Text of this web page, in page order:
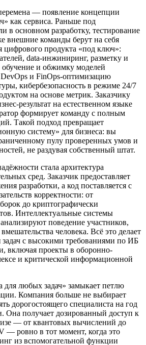
— появление концепции
как сервиса. Раньше под
в основном разработку, тестирование
внешние команды берут на себя
цифрового продукта «под ключ»:
data-инжиниринг, разметку и
обучение и обжимку моделей
и FinOps-оптимизацию
кибербезопасность в режиме 24/7
на основе метрик. Заказчику
результат на естественном языке
формирует команду с полным
Такой подход превращает
систему» для бизнеса: вы
пулу проверенных умов и
не раздувая собственный штат.
стала архитектура
сред. Заказчик предоставляет
разработки, а код поставляется с
корректности: от
до криптографически
Интеллектуальные системы
поведение участников,
человека. Всё это делает
с высокими требованиями по ИБ
включая проекты в оборонно-
и критической информационной
для любых задач» замыкает петлю
Компания больше не выбирает
дорогостоящего специалиста на год
Она получает дозированный доступ к
— от квантовых вычислений до
— ровно в тот момент, когда это
из вспомогательной функции